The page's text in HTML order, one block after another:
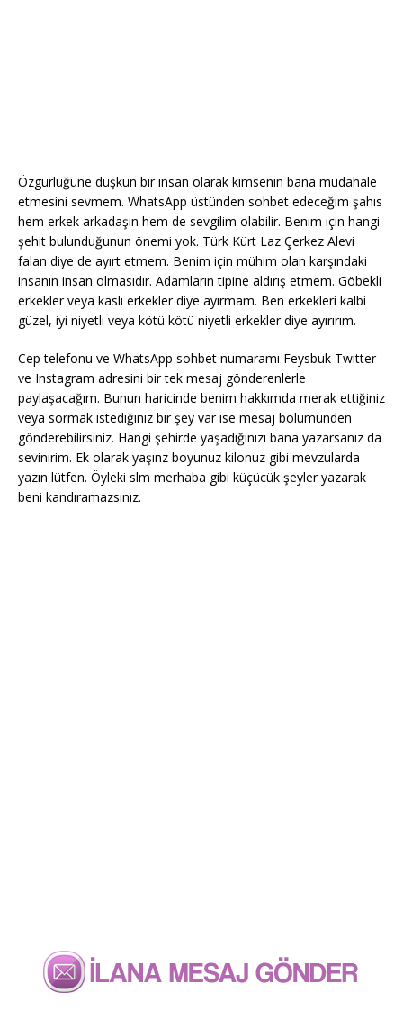
Özgürlüğüne düşkün bir insan olarak kimsenin bana müdahale
etmesini sevmem. WhatsApp üstünden sohbet edeceğim şahıs
hem erkek arkadaşın hem de sevgilim olabilir. Benim için hangi
şehit bulunduğunun önemi yok. Türk Kürt Laz Çerkez Alevi
falan diye de ayırt etmem. Benim için mühim olan karşındaki
insanın insan olmasıdır. Adamların tipine aldırış etmem. Göbekli
erkekler veya kaslı erkekler diye ayırmam. Ben erkekleri kalbi
güzel, iyi niyetli veya kötü kötü niyetli erkekler diye ayırırım.
Cep telefonu ve WhatsApp sohbet numaramı Feysbuk Twitter
ve Instagram adresini bir tek mesaj gönderenlerle
paylaşacağım. Bunun haricinde benim hakkımda merak ettiğiniz
veya sormak istediğiniz bir şey var ise mesaj bölümünden
gönderebilirsiniz. Hangi şehirde yaşadığınızı bana yazarsanız da
sevinirim. Ek olarak yaşınz boyunuz kilonuz gibi mevzularda
yazın lütfen. Öyleki slm merhaba gibi küçücük şeyler yazarak
beni kandıramazsınız.